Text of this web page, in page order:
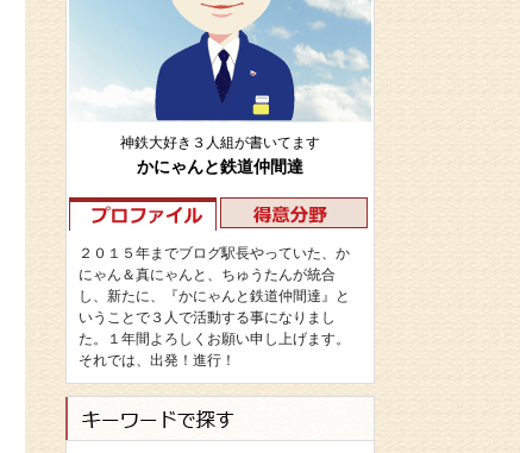
神鉄大好き３人組が書いてます
かにゃんと鉄道仲間達
２０１５年までブログ駅長やっていた、か
にゃん＆真にゃんと、ちゅうたんが統合
し、新たに、『かにゃんと鉄道仲間達』と
いうことで３人で活動する事になりまし
た。１年間よろしくお願い申し上げます。
それでは、出発！進行！